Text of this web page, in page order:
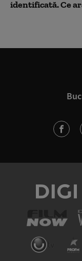
identificată. Ce